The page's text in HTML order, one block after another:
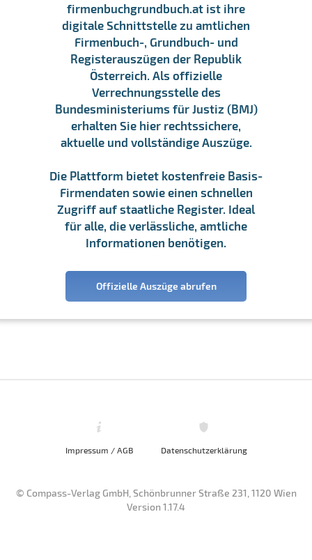
firmenbuchgrundbuch.at ist ihre
digitale Schnittstelle zu amtlichen
Firmenbuch-, Grundbuch- und
Registerauszügen der Republik
Österreich. Als offizielle
Verrechnungsstelle des
Bundesministeriums für Justiz (BMJ)
erhalten Sie hier rechtssichere,
aktuelle und vollständige Auszüge.
Die Plattform bietet kostenfreie Basis-
Firmendaten sowie einen schnellen
Zugriff auf staatliche Register. Ideal
für alle, die verlässliche, amtliche
Informationen benötigen.
Offizielle Auszüge abrufen
Impressum / AGB Datenschutzerklärung
© Compass-Verlag GmbH, Schönbrunner Straße 231, 1120 Wien
Version 1.17.4